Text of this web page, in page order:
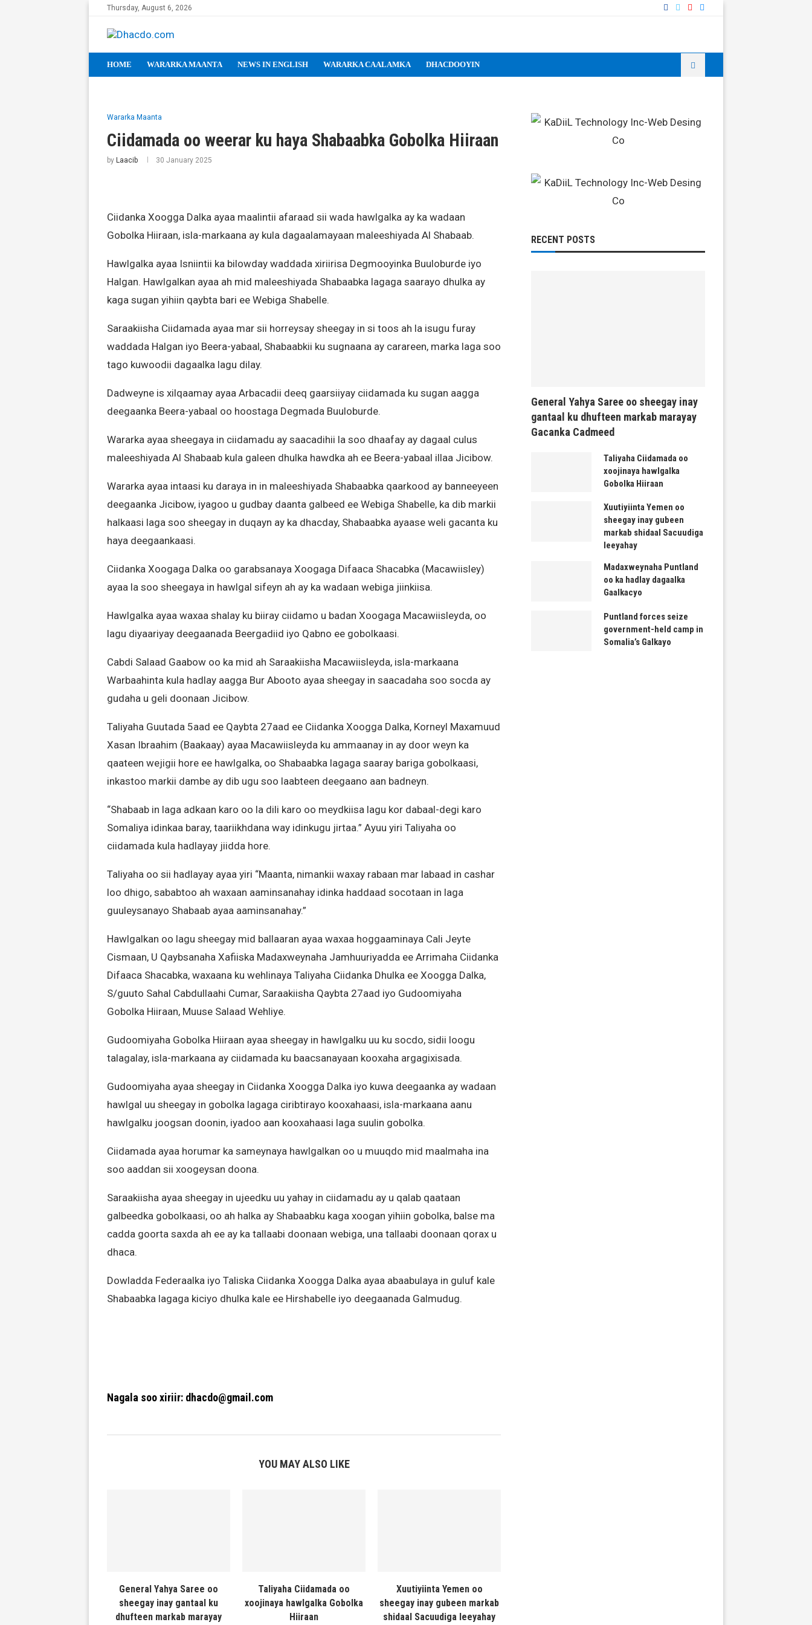
Thursday, August 6, 2026
HOME WARARKA MAANTA NEWS IN ENGLISH WARARKA CAALAMKA DHACDOOYIN
Wararka Maanta
Ciidamada oo weerar ku haya Shabaabka Gobolka Hiiraan
by Laacib 30 January 2025
Ciidanka Xoogga Dalka ayaa maalintii afaraad sii wada hawlgalka ay ka wadaan
Gobolka Hiiraan, isla-markaana ay kula dagaalamayaan maleeshiyada Al Shabaab.
Hawlgalka ayaa Isniintii ka bilowday waddada xiriirisa Degmooyinka Buuloburde iyo
Halgan. Hawlgalkan ayaa ah mid maleeshiyada Shabaabka lagaga saarayo dhulka ay
kaga sugan yihiin qaybta bari ee Webiga Shabelle.
Saraakiisha Ciidamada ayaa mar sii horreysay sheegay in si toos ah la isugu furay
waddada Halgan iyo Beera-yabaal, Shabaabkii ku sugnaana ay carareen, marka laga soo
tago kuwoodii dagaalka lagu dilay.
Dadweyne is xilqaamay ayaa Arbacadii deeq gaarsiiyay ciidamada ku sugan aagga
deegaanka Beera-yabaal oo hoostaga Degmada Buuloburde.
Wararka ayaa sheegaya in ciidamadu ay saacadihii la soo dhaafay ay dagaal culus
maleeshiyada Al Shabaab kula galeen dhulka hawdka ah ee Beera-yabaal illaa Jicibow.
Wararka ayaa intaasi ku daraya in in maleeshiyada Shabaabka qaarkood ay banneeyeen
deegaanka Jicibow, iyagoo u gudbay daanta galbeed ee Webiga Shabelle, ka dib markii
halkaasi laga soo sheegay in duqayn ay ka dhacday, Shabaabka ayaase weli gacanta ku
haya deegaankaasi.
Ciidanka Xoogaga Dalka oo garabsanaya Xoogaga Difaaca Shacabka (Macawiisley)
ayaa la soo sheegaya in hawlgal sifeyn ah ay ka wadaan webiga jiinkiisa.
Hawlgalka ayaa waxaa shalay ku biiray ciidamo u badan Xoogaga Macawiisleyda, oo
lagu diyaariyay deegaanada Beergadiid iyo Qabno ee gobolkaasi.
Cabdi Salaad Gaabow oo ka mid ah Saraakiisha Macawiisleyda, isla-markaana
Warbaahinta kula hadlay aagga Bur Abooto ayaa sheegay in saacadaha soo socda ay
gudaha u geli doonaan Jicibow.
Taliyaha Guutada 5aad ee Qaybta 27aad ee Ciidanka Xoogga Dalka, Korneyl Maxamuud
Xasan Ibraahim (Baakaay) ayaa Macawiisleyda ku ammaanay in ay door weyn ka
qaateen wejigii hore ee hawlgalka, oo Shabaabka lagaga saaray bariga gobolkaasi,
inkastoo markii dambe ay dib ugu soo laabteen deegaano aan badneyn.
“Shabaab in laga adkaan karo oo la dili karo oo meydkiisa lagu kor dabaal-degi karo
Somaliya idinkaa baray, taariikhdana way idinkugu jirtaa.” Ayuu yiri Taliyaha oo
ciidamada kula hadlayay jiidda hore.
Taliyaha oo sii hadlayay ayaa yiri “Maanta, nimankii waxay rabaan mar labaad in cashar
loo dhigo, sababtoo ah waxaan aaminsanahay idinka haddaad socotaan in laga
guuleysanayo Shabaab ayaa aaminsanahay.”
Hawlgalkan oo lagu sheegay mid ballaaran ayaa waxaa hoggaaminaya Cali Jeyte
Cismaan, U Qaybsanaha Xafiiska Madaxweynaha Jamhuuriyadda ee Arrimaha Ciidanka
Difaaca Shacabka, waxaana ku wehlinaya Taliyaha Ciidanka Dhulka ee Xoogga Dalka,
S/guuto Sahal Cabdullaahi Cumar, Saraakiisha Qaybta 27aad iyo Gudoomiyaha
Gobolka Hiiraan, Muuse Salaad Wehliye.
Gudoomiyaha Gobolka Hiiraan ayaa sheegay in hawlgalku uu ku socdo, sidii loogu
talagalay, isla-markaana ay ciidamada ku baacsanayaan kooxaha argagixisada.
Gudoomiyaha ayaa sheegay in Ciidanka Xoogga Dalka iyo kuwa deegaanka ay wadaan
hawlgal uu sheegay in gobolka lagaga ciribtirayo kooxahaasi, isla-markaana aanu
hawlgalku joogsan doonin, iyadoo aan kooxahaasi laga suulin gobolka.
Ciidamada ayaa horumar ka sameynaya hawlgalkan oo u muuqdo mid maalmaha ina
soo aaddan sii xoogeysan doona.
Saraakiisha ayaa sheegay in ujeedku uu yahay in ciidamadu ay u qalab qaataan
galbeedka gobolkaasi, oo ah halka ay Shabaabku kaga xoogan yihiin gobolka, balse ma
cadda goorta saxda ah ee ay ka tallaabi doonaan webiga, una tallaabi doonaan qorax u
dhaca.
Dowladda Federaalka iyo Taliska Ciidanka Xoogga Dalka ayaa abaabulaya in guluf kale
Shabaabka lagaga kiciyo dhulka kale ee Hirshabelle iyo deegaanada Galmudug.
Nagala soo xiriir: dhacdo@gmail.com
YOU MAY ALSO LIKE
General Yahya Saree oo
sheegay inay gantaal ku
dhufteen markab marayay
Taliyaha Ciidamada oo
xoojinaya hawlgalka Gobolka
Hiiraan
Xuutiyiinta Yemen oo
sheegay inay gubeen markab
shidaal Sacuudiga leeyahay
RECENT POSTS
General Yahya Saree oo sheegay inay
gantaal ku dhufteen markab marayay
Gacanka Cadmeed
Taliyaha Ciidamada oo
xoojinaya hawlgalka
Gobolka Hiiraan
Xuutiyiinta Yemen oo
sheegay inay gubeen
markab shidaal Sacuudiga
leeyahay
Madaxweynaha Puntland
oo ka hadlay dagaalka
Gaalkacyo
Puntland forces seize
government-held camp in
Somalia’s Galkayo